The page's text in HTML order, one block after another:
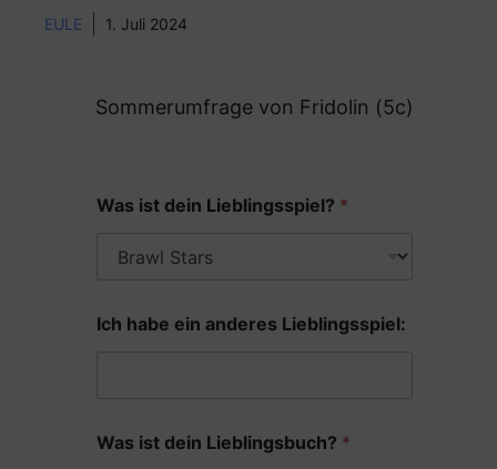
EULE 1. Juli 2024
Sommerumfrage von Fridolin (5c)
Was ist dein Lieblingsspiel? *
Ich habe ein anderes Lieblingsspiel:
Was ist dein Lieblingsbuch? *